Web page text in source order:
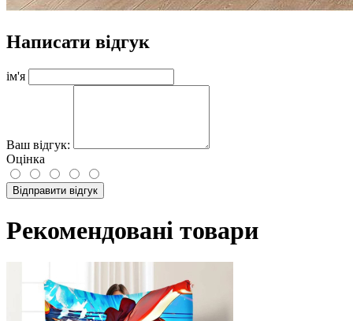
Написати відгук
ім'я
Ваш відгук:
Оцінка
Відправити відгук
Рекомендовані товари